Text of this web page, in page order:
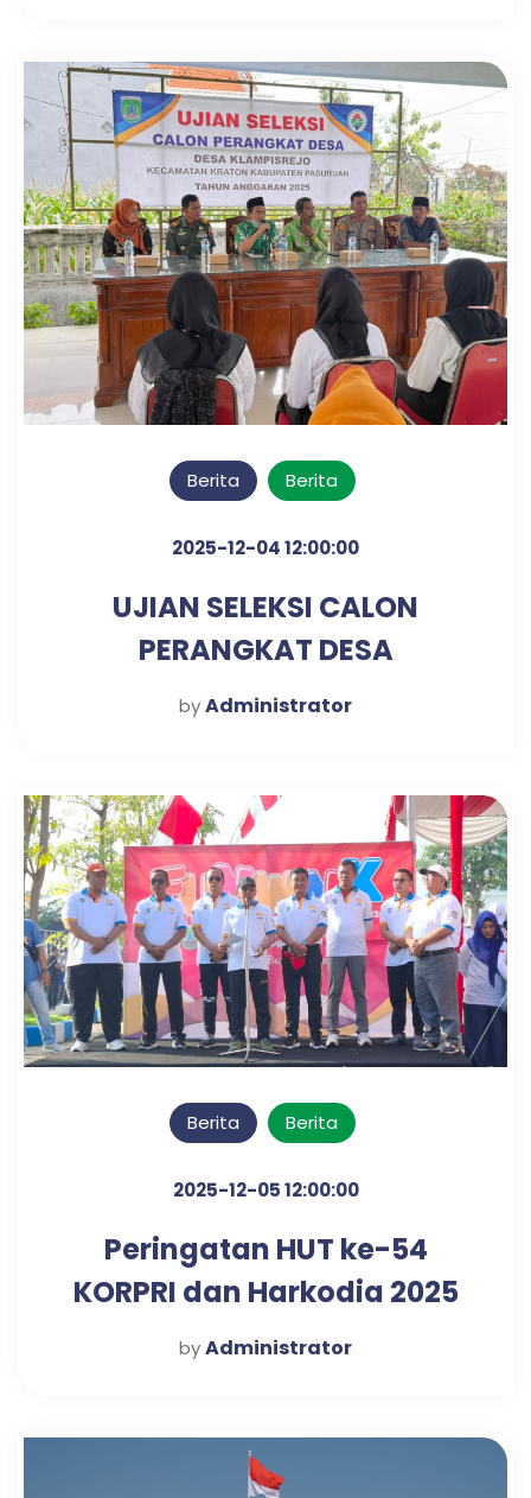
Berita Berita
2025-12-04 12:00:00
UJIAN SELEKSI CALON
PERANGKAT DESA
KLAMPISREJO
byAdministrator
Berita Berita
2025-12-05 12:00:00
Peringatan HUT ke-54
KORPRI dan Harkodia 2025
Kabupaten Pasuruan
byAdministrator